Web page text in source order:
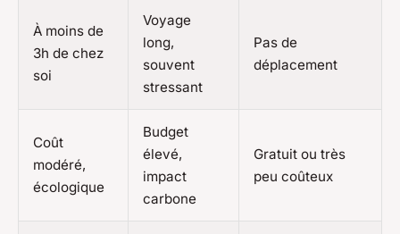
À moins de
3h de chez
soi
Voyage
long,
souvent
stressant
Pas de
déplacement
Coût
modéré,
écologique
Budget
élevé,
impact
carbone
Gratuit ou très
peu coûteux